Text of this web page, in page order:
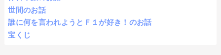
世間のお話
誰に何を言われようとＦ１が好き！のお話
宝くじ